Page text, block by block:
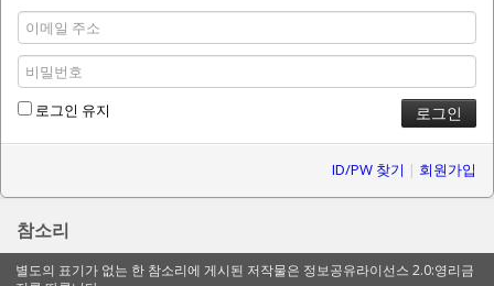
로그인 유지
ID/PW 찾기 | 회원가입
참소리
별도의 표기가 없는 한 참소리에 게시된 저작물은 정보공유라이선스 2.0:영리금